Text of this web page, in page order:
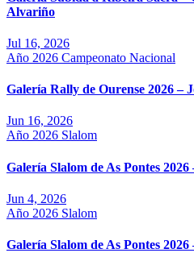
Alvariño
Jul 16, 2026
Año 2026 Campeonato Nacional
Galería Rally de Ourense 2026 –
Jun 16, 2026
Año 2026 Slalom
Galería Slalom de As Pontes
Jun 4, 2026
Año 2026 Slalom
Galería Slalom de As Pontes